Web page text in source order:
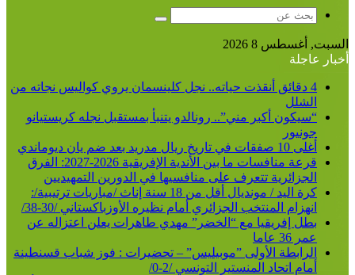
بحث
السبت, أغسطس 8 2026
أخبار عاجلة
4 دقائق أنقذت حياته.. نجل كلينسمان يروي كواليس نجاته من
الشلل
“سيكون أكبر مني”.. رونالدو يتنبأ بمستقبل نجله كريستيانو
جونيور
أغلى 10 صفقات في تاريخ ريال مدريد بعد ضم يان ديوماندي
قرعة منافسات ما بين الأندية الإفريقية 2026-2027: الفرق
الجزائرية تتعرف على منافسيها في الدورين التمهيديين
كرة اليد / مونديال أقل من 18 سنة إناث /مباريات ترتيبية/:
انهزام المنتخب الجزائري أمام نظيره الأوزباكستاني /30-38/
بطل إفريقيا مع “الخضر” مهدي طاهرات يعلن اعتزاله عن
عمر 36 عاما
الرابطة الأولى ”موبيليس” – تحضيرات : فوز شباب قسنطينة
أمام اتحاد المنستير التونسي /2-0/